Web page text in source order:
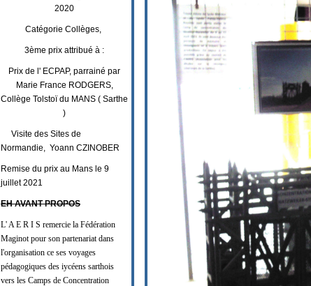
2020
Catégorie Collèges,
3ème prix attribué à :
Prix de l' ECPAP, parrainé par
Marie France RODGERS,
Collège Tolstoï du MANS ( Sarthe
)
Visite des Sites de
Normandie, Yoann CZINOBER
Remise du prix au Mans le 9
juillet 2021
EH AVANT PROPOS
L' A E R I S remercie la Fédération
Maginot pour son partenariat dans
l'organisation ce ses voyages
pédagogiques des iycéens sarthois
vers les Camps de Concentration